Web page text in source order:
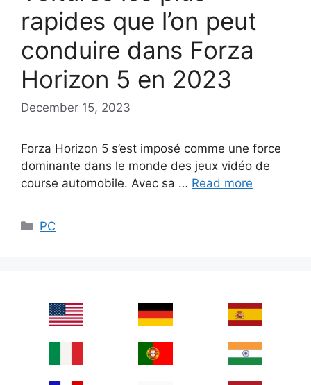
rapides que l’on peut
conduire dans Forza
Horizon 5 en 2023
December 15, 2023
Forza Horizon 5 s’est imposé comme une force
dominante dans le monde des jeux vidéo de
course automobile. Avec sa … Read more
Categories
PC